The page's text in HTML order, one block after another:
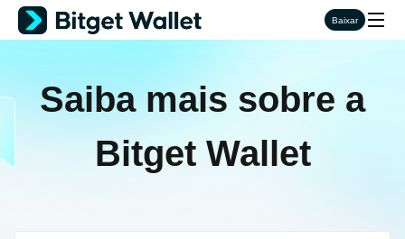
Baixar
Saiba mais sobre a
Bitget Wallet